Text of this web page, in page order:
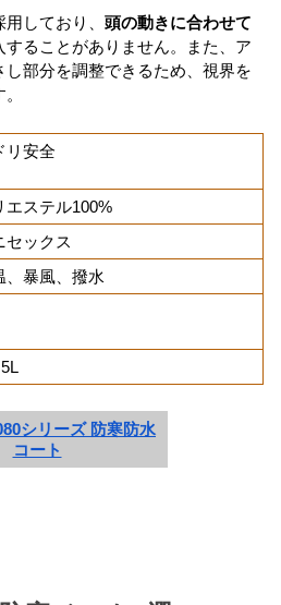
しており、 頭の動きに合わせて
ることがありません。また、ア
部分を調整できるため、視界を
リ安全
エステル100%
セックス
、暴風、撥水
シリーズ 防寒防水
コート